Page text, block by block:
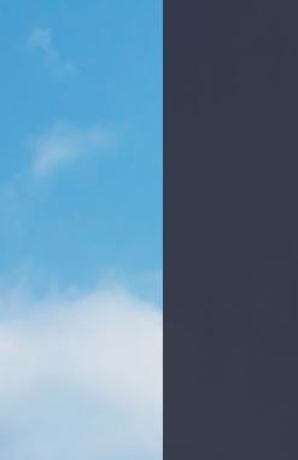
Son Dakika Haberleri